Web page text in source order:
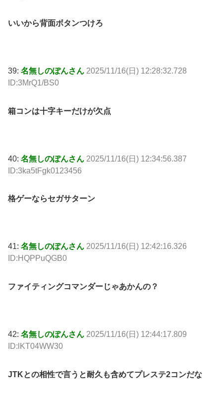
いいから背面ボタンつけろ
39: 名無しのぽんさん 2025/11/16(日) 12:28:32.728
ID:3MrQ1/BS0
箱コンは十字キーだけが欠点
40: 名無しのぽんさん 2025/11/16(日) 12:34:56.387
ID:3ka5tFgk0123456
格ゲーならセガサターン
41: 名無しのぽんさん 2025/11/16(日) 12:42:16.326
ID:HQPPuQGB0
ファイティングコマンダーじゃあかんの？
42: 名無しのぽんさん 2025/11/16(日) 12:44:17.809
ID:lKT04WW30
JTKとの相性で言うと耐久も含めてプレステ2コンだな